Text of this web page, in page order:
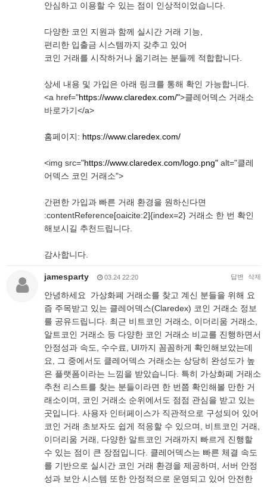
안심하고 이용할 수 있는 점이 인상적이었습니다.
다양한 코인 지원과 함께 실시간 거래 기능,
편리한 입출금 시스템까지 갖추고 있어
코인 거래를 시작하거나 옮기려는 분들께 적합합니다.
상세 내용 및 가입은 아래 링크를 통해 확인 가능합니다.
<a href="https://www.claredex.com/">클레어덱스 거래소
바로가기</a>
홈페이지: https://www.claredex.com/
<img src="https://www.claredex.com/logo.png" alt="클레
어덱스 코인 거래소">
간편한 가입과 빠른 거래 환경을 원하신다면
:contentReference[oaicite:2]{index=2} 거래소 한 번 확인
해보시길 추천드립니다.
감사합니다.
jamesparty 03.24 22:20 답변 삭제
안녕하세요 가상화폐 거래소를 찾고 계신 분들을 위해 요
즘 주목받고 있는 클레어덱스(Claredex) 코인 거래소 정보
를 공유드립니다. 최근 비트코인 거래소, 이더리움 거래소,
알트코인 거래소 등 다양한 코인 거래소 비교를 진행하면서
안정성과 속도, 수수료, UI까지 꼼꼼하게 확인해보았는데
요, 그 중에서도 클레어덱스 거래소는 상당히 완성도가 높
은 플랫폼이라는 느낌을 받았습니다. 특히 가상화폐 거래소
추천 리스트를 찾는 분들이라면 한 번쯤 확인해볼 만한 거
래소이며, 코인 거래소 순위에서도 점점 관심을 받고 있는
곳입니다. 사용자 인터페이스가 직관적으로 구성되어 있어
코인 거래 초보자도 쉽게 적응할 수 있으며, 비트코인 거래,
이더리움 거래, 다양한 알트코인 거래까지 빠르게 진행할
수 있는 점이 큰 장점입니다. 클레어덱스는 빠른 체결 속도
를 기반으로 실시간 코인 거래 환경을 제공하며, 서버 안정
성과 보안 시스템 또한 안정적으로 운영되고 있어 안전한